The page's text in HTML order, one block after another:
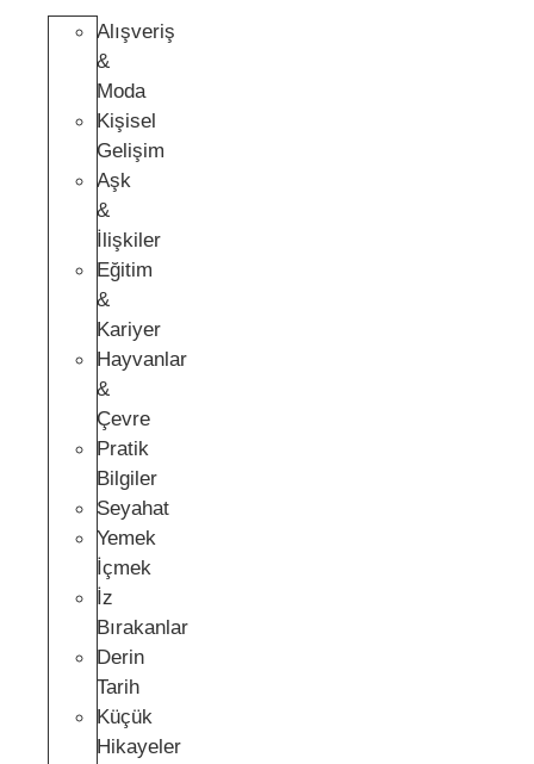
Alışveriş
&
Moda
Kişisel
Gelişim
Aşk
&
İlişkiler
Eğitim
&
Kariyer
Hayvanlar
&
Çevre
Pratik
Bilgiler
Seyahat
Yemek
İçmek
İz
Bırakanlar
Derin
Tarih
Küçük
Hikayeler